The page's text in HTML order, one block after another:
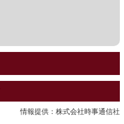
情報提供：株式会社時事通信社